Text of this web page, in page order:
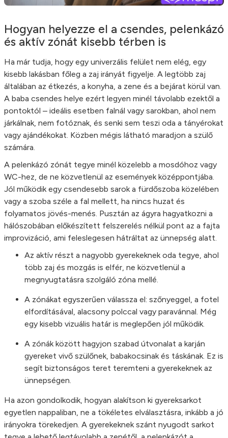
Hogyan helyezze el a csendes, pelenkázó
és aktív zónát kisebb térben is
Ha már tudja, hogy egy univerzális felület nem elég, egy
kisebb lakásban főleg a zaj irányát figyelje. A legtöbb zaj
általában az étkezés, a konyha, a zene és a bejárat körül van.
A baba csendes helye ezért legyen minél távolabb ezektől a
pontoktól – ideális esetben falnál vagy sarokban, ahol nem
járkálnak, nem fotóznak, és senki sem teszi oda a tányérokat
vagy ajándékokat. Közben mégis látható maradjon a szülő
számára.
A pelenkázó zónát tegye minél közelebb a mosdóhoz vagy
WC-hez, de ne közvetlenül az események középpontjába.
Jól működik egy csendesebb sarok a fürdőszoba közelében
vagy a szoba széle a fal mellett, ha nincs huzat és
folyamatos jövés-menés. Pusztán az ágyra hagyatkozni a
hálószobában előkészített felszerelés nélkül pont az a fajta
improvizáció, ami feleslegesen hátráltat az ünnepség alatt.
Az aktív részt a nagyobb gyerekeknek oda tegye, ahol
több zaj és mozgás is elfér, ne közvetlenül a
megnyugtatásra szolgáló zóna mellé.
A zónákat egyszerűen válassza el: szőnyeggel, a fotel
elfordításával, alacsony polccal vagy paravánnal. Még
egy kisebb vizuális határ is meglepően jól működik.
A zónák között hagyjon szabad útvonalat a karján
gyereket vivő szülőnek, babakocsinak és táskának. Ez is
segít biztonságos teret teremteni a gyerekeknek az
ünnepségen.
Ha azon gondolkodik, hogyan alakítson ki gyereksarkot
egyetlen nappaliban, ne a tökéletes elválasztásra, inkább a jó
irányokra törekedjen. A gyerekeknek szánt nyugodt sarkot